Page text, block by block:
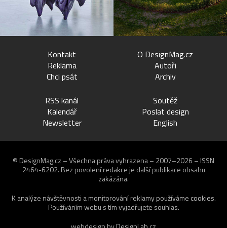
Kontakt
Reklama
Chci psát
O DesignMag.cz
Autoři
Archiv
RSS kanál
Kalendář
Newsletter
Soutěž
Poslat design
English
© DesignMag.cz – Všechna práva vyhrazena – 2007–2026 – ISSN
2464-6202. Bez povolení redakce je další publikace obsahu
zakázána.
K analýze návštěvnosti a monitorování reklamy používáme cookies.
Používáním webu s tím vyjadřujete souhlas.